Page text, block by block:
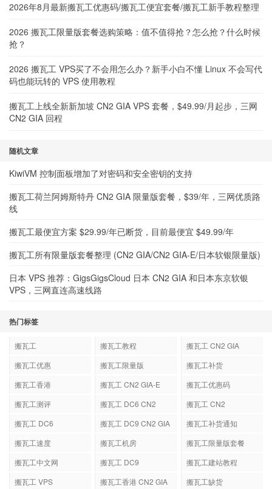
2026年8月最新搬瓦工优惠码/搬瓦工便宜套餐/搬瓦工新手教程整理
2026 搬瓦工限量版套餐选购策略：值不值得抢？怎么抢？什么时候
抢？
2026 搬瓦工 VPS买了不会用怎么办？新手小白不懂 Linux 不会写代
码也能玩转的 VPS 使用教程
搬瓦工上线全新新加坡 CN2 GIA VPS 套餐，$49.99/月起步，三网
CN2 GIA 回程
随机文章
KiwiVM 控制面板增加了对密码和安全密钥的支持
搬瓦工荷兰阿姆斯特丹 CN2 GIA 限量版套餐，$39/年，三网优质路
线
搬瓦工最便宜方案 $29.99/年已断货，目前最便宜 $49.99/年
搬瓦工所有限量版套餐整理 (CN2 GIA/CN2 GIA-E/日本软银限量版)
日本 VPS 推荐：GigsGigsCloud 日本 CN2 GIA 和日本东京软银
VPS，三网直连高速线路
热门标签
搬瓦工 搬瓦工教程
搬瓦工 CN2 GIA
搬瓦工优惠
搬瓦工限量版
搬瓦工补货
搬瓦工香港
搬瓦工 CN2 GIA-E
搬瓦工优惠码
搬瓦工测评
搬瓦工 DC6 CN2
搬瓦工 CN2
搬瓦工 DC6
搬瓦工 DC9 CN2 GIA
搬瓦工补货通知
搬瓦工速度
搬瓦工机房
搬瓦工限量版套餐
搬瓦工中文网
搬瓦工 DC9
搬瓦工建站教程
搬瓦工 VPS
搬瓦工香港 CN2 GIA 搬瓦工缺货